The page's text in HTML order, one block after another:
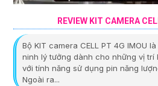
REVIEW KIT CAMERA
Bộ KIT camera CELL PT 4G IMOU
ninh lý tưởng dành cho những vị trí
với tính năng sử dụng pin năng
Ngoài ra...